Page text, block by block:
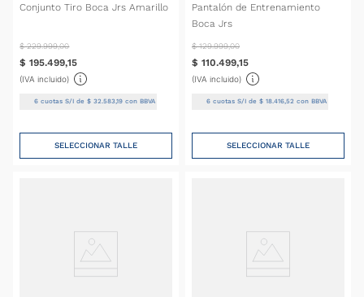
Conjunto Tiro Boca Jrs Amarillo
$ 229.999,00
$ 195.499,15
(IVA incluido)
6 cuotas S/I de$ 32 .583,19 con BBVA
SELECCIONAR TALLE
Pantalón de Entrenamiento
Boca Jrs
$ 129.999,00
$ 110.499,15
(IVA incluido)
6cuotas S/I de $ 18. 416, 52 con BBVA
SELECCIONAR TALLE